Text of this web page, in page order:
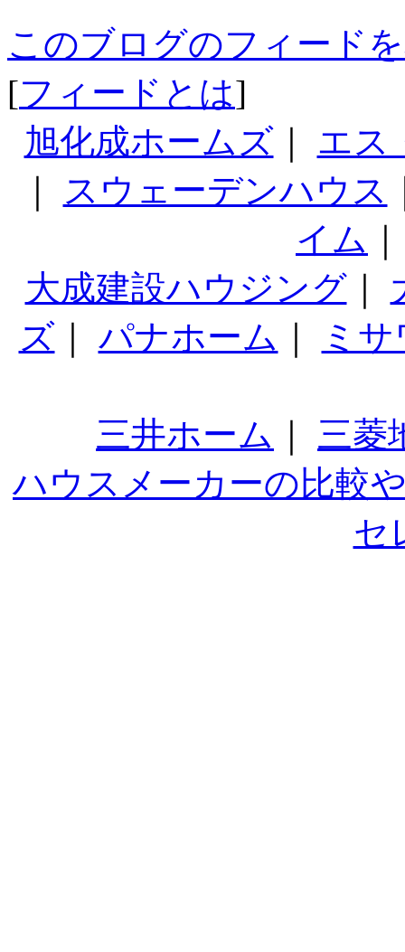
このブログのフィード
[フィードとは]
旭化成ホームズ｜ エス
スウェーデンハウス
イム
大成建設ハウジング｜
ズ｜ パナホーム ミ
三井ホーム
三菱
ハウスメーカーの比較
セ